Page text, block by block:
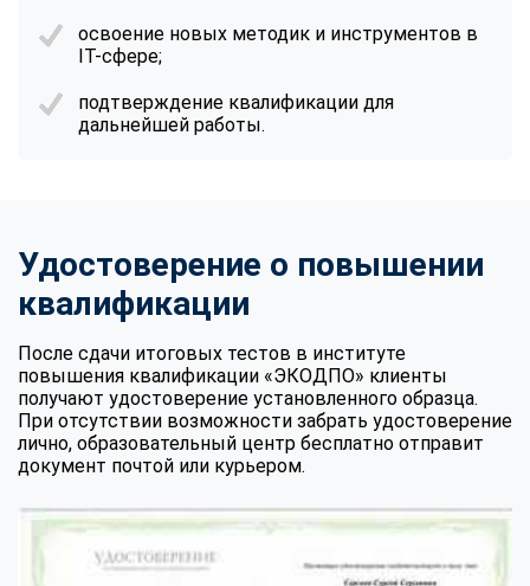
освоение новых методик и инструментов в
IT-сфере;
подтверждение квалификации для
дальнейшей работы.
Удостоверение о повышении
квалификации
После сдачи итоговых тестов в институте
повышения квалификации «ЭКОДПО» клиенты
получают удостоверение установленного образца.
При отсутствии возможности забрать удостоверение
лично, образовательный центр бесплатно отправит
документ почтой или курьером.